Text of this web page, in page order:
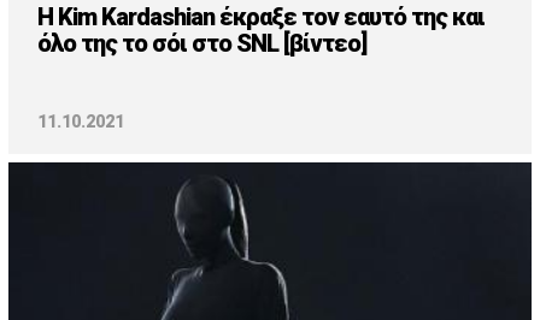
Η Kim Kardashian έκραξε τον εαυτό της και
όλο της το σόι στο SNL [βίντεο]
11.10.2021